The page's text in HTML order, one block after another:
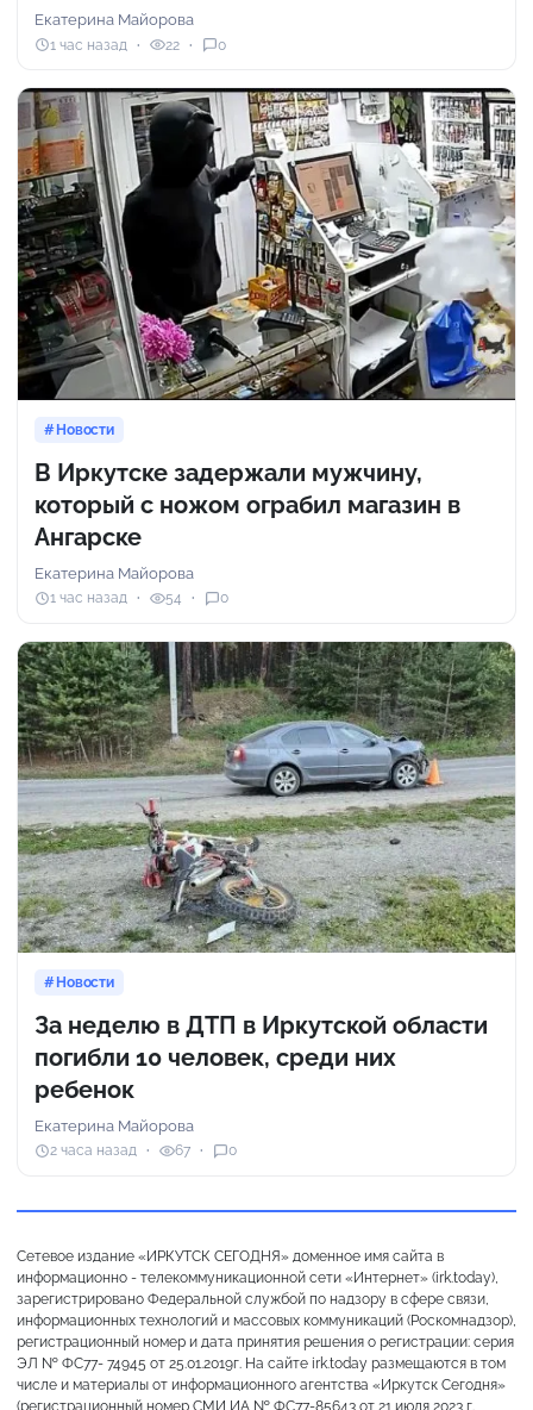
Екатерина Майорова
1 час назад 22 0
Новости
В Иркутске задержали мужчину,
который с ножом ограбил магазин в
Ангарске
Екатерина Майорова
1 час назад 54 0
Новости
За неделю в ДТП в Иркутской области
погибли 10 человек, среди них
ребенок
Екатерина Майорова
2 часа назад 67 0
Сетевое издание «ИРКУТСК СЕГОДНЯ» доменное имя сайта в
информационно - телекоммуникационной сети «Интернет» (irk.today),
зарегистрировано Федеральной службой по надзору в сфере связи,
информационных технологий и массовых коммуникаций (Роскомнадзор),
регистрационный номер и дата принятия решения о регистрации: серия
ЭЛ № ФС77- 74945 от 25.01.2019г. На сайте irk.today размещаются в том
числе и материалы от информационного агентства «Иркутск Сегодня»
(регистрационный номер СМИ ИА № ФС77-85643 от 21 июля 2023 г.,